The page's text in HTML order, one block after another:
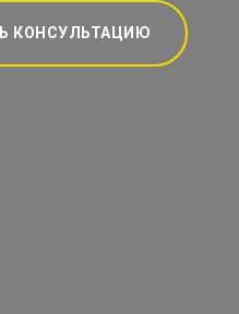
КОНСУЛЬТАЦИЮ